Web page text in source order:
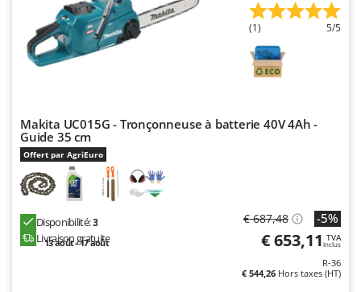
(1) 5/5
Makita UC015G - Tronçonneuse à batterie 40V 4Ah -
Guide 35 cm
Offert par AgriEuro
Disponibilité:3
Livraison gratuite
13 août - 17 août
€ 687,48 -5%
€ 653,11 TVA
Inclus
R-36
€ 544,26 Hors taxes (HT)